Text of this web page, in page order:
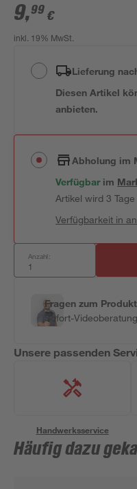
9,99 €
inkl. 19% MwSt.
Lieferung
Diesen Artikel
anbieten.
Abholung im
Verfügbar im
Artikel wird 3
Verfügbarkeit in
Anzahl:
Fragen zum
Sofort-
Unsere passenden
Handwerksservice
Häufig dazu